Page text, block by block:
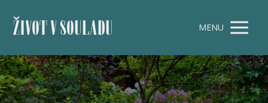
ŽIVOT V SOULADU MENU